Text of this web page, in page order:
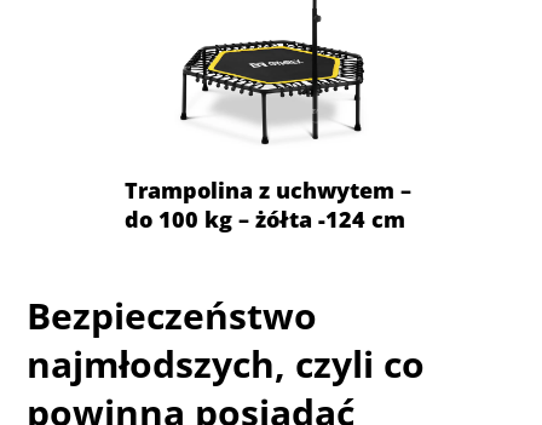
Trampolina z uchwytem –
do 100 kg – żółta -124 cm
Bezpieczeństwo
najmłodszych, czyli co
powinna posiadać